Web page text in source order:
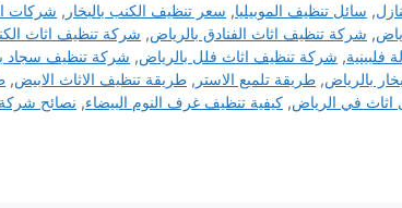
, سائل تنظيف الموبيليا, سعر تنظيف الكنب بالبخار , شركات
, شركة تنظيف اثاث الفنادق بالرياض, شركة تنظيف اثاث
, شركة تنظيف اثاث فلل بالرياض, شركة تنظيف سجاد
بالرياض, طريقة تلميع الاستر , طريقة تنظيف الاثاث الابيض,
اثاث في الرياض, كيفية تنظيف غرف النوم البيضاء, نصائح